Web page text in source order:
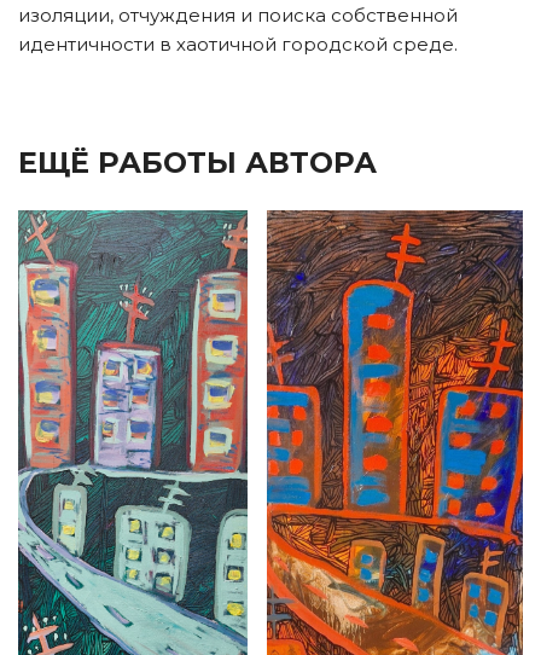
изоляции, отчуждения и поиска собственной
идентичности в хаотичной городской среде.
ЕЩЁ РАБОТЫ АВТОРА